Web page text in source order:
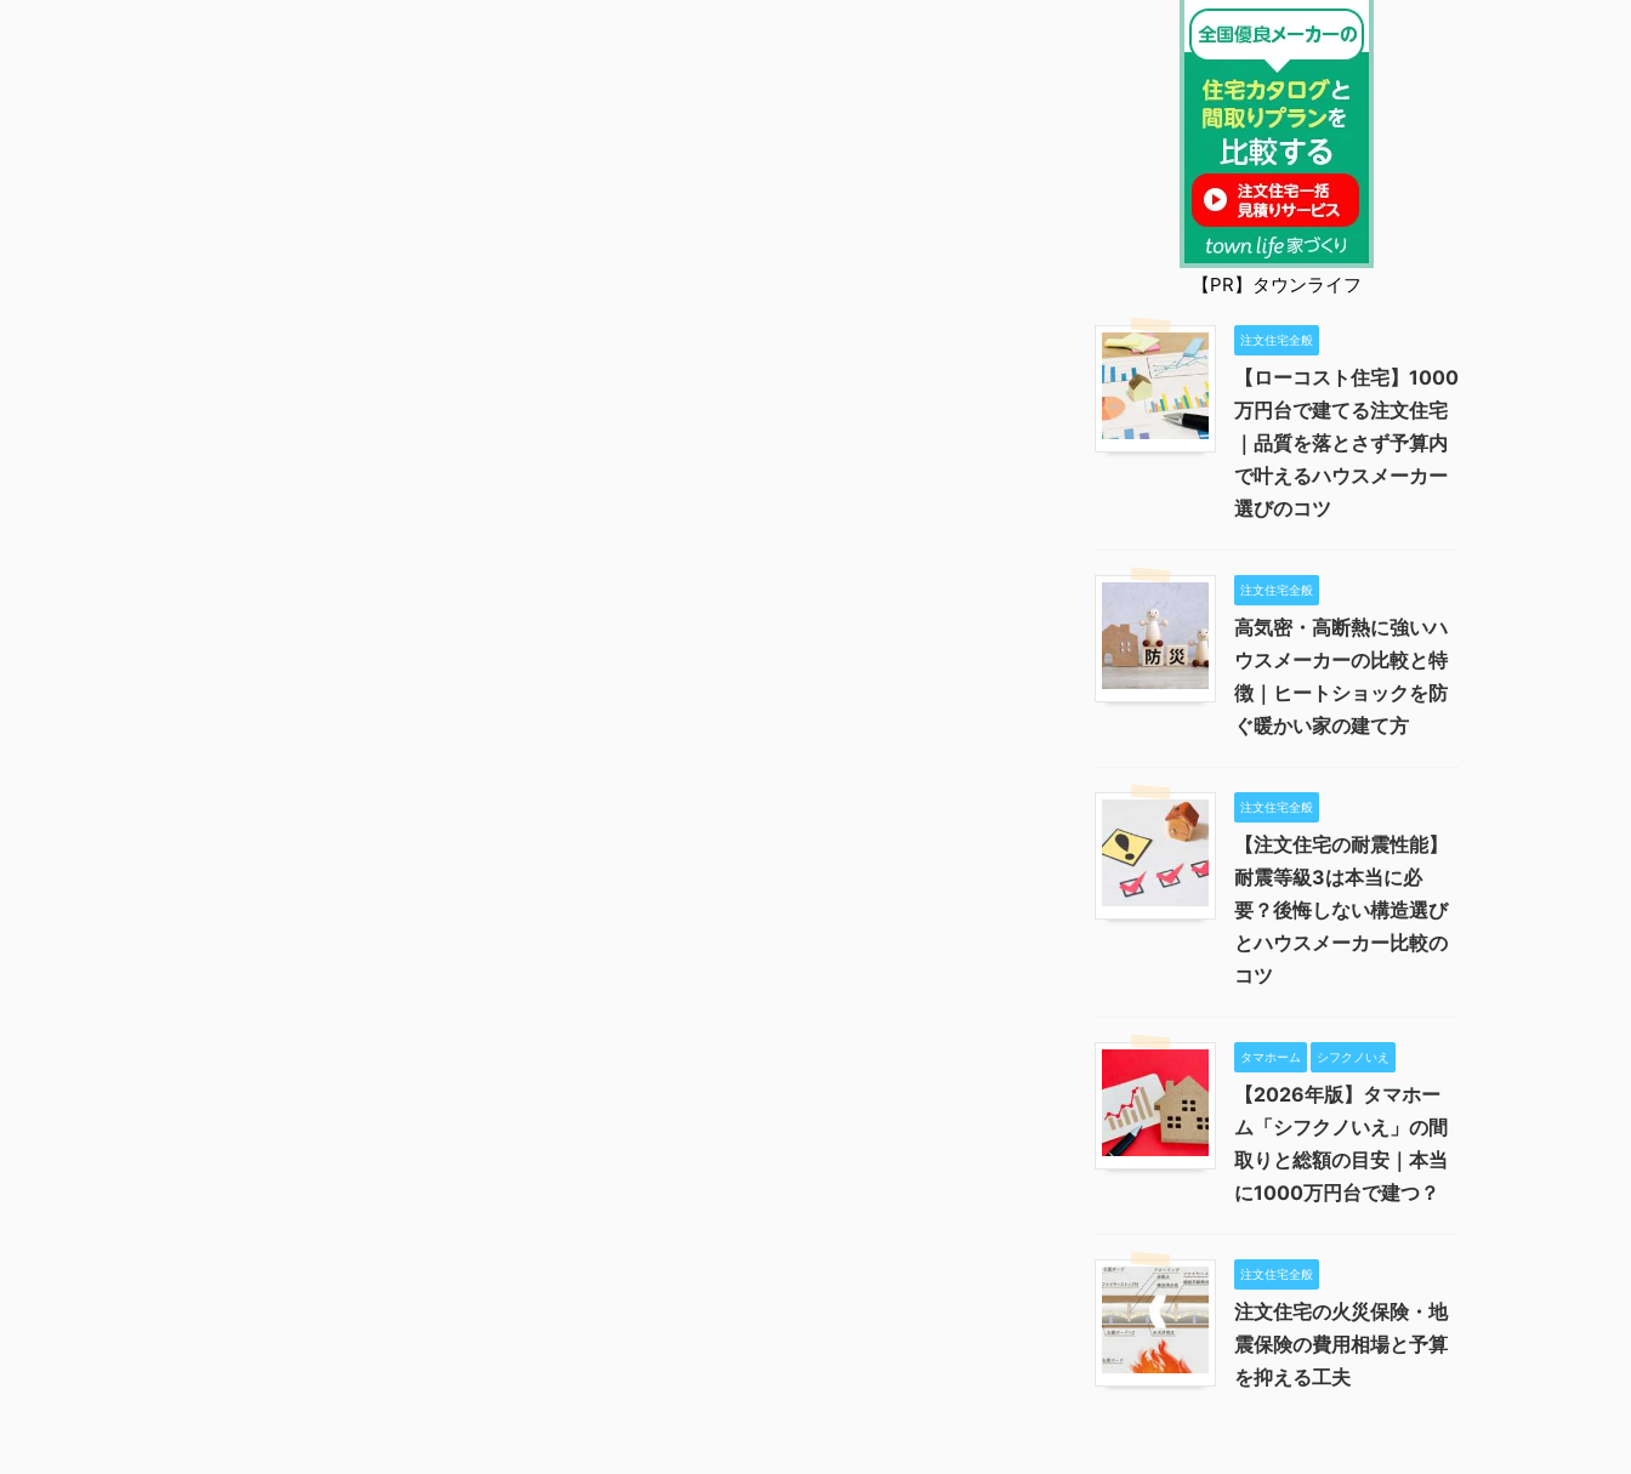
【PR】タウンライフ
注文住宅全般
【ローコスト住宅】1000
万円台で建てる注文住宅
｜品質を落とさず予算内
で叶えるハウスメーカー
選びのコツ
注文住宅全般
高気密・高断熱に強いハ
ウスメーカーの比較と特
徴｜ヒートショックを防
ぐ暖かい家の建て方
注文住宅全般
【注文住宅の耐震性能】
耐震等級3は本当に必
要？後悔しない構造選び
とハウスメーカー比較の
コツ
タマホーム シフクノいえ
【2026年版】タマホー
ム「シフクノいえ」の間
取りと総額の目安｜本当
に1000万円台で建つ？
注文住宅全般
注文住宅の火災保険・地
震保険の費用相場と予算
を抑える工夫